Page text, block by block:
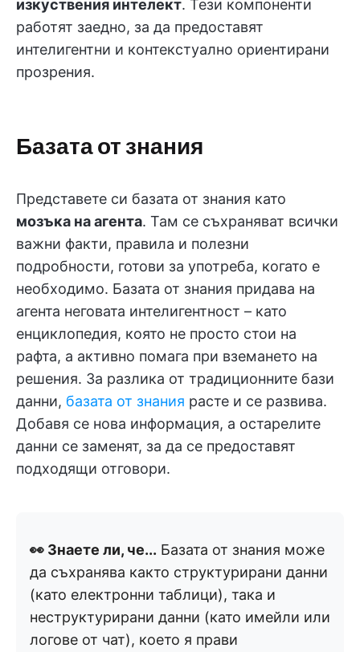
изкуствения интелект. Тези компоненти
работят заедно, за да предоставят
интелигентни и контекстуално ориентирани
прозрения.
Базата от знания
Представете си базата от знания като
мозъка на агента. Там се съхраняват всички
важни факти, правила и полезни
подробности, готови за употреба, когато е
необходимо. Базата от знания придава на
агента неговата интелигентност – като
енциклопедия, която не просто стои на
рафта, а активно помага при вземането на
решения. За разлика от традиционните бази
данни, базата от знания расте и се развива.
Добавя се нова информация, а остарелите
данни се заменят, за да се предоставят
подходящи отговори.
👀 Знаете ли, че... Базата от знания може
да съхранява както структурирани данни
(като електронни таблици), така и
неструктурирани данни (като имейли или
логове от чат), което я прави